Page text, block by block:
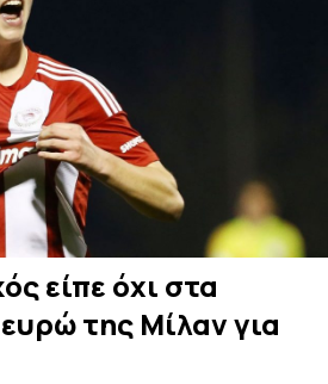
είπε όχι στα
της Μίλαν για